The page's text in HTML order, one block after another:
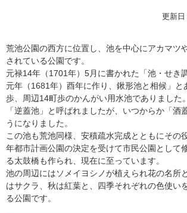
更新日
荒池公園の西方に位置し、池を中心にアカマツ
されている公園です。
元禄14年（1701年）5月に書かれた「池・せき
元年（1681年）酉年に作り、鍬形池と相候」と
歩、周辺14町歩のかんがい用水池でありました
「逆蓋池」と呼ばれましたが、いつからか「酒
うになりました。
この池も荒池同様、安積疏水完成とともにその
年都市計画公園の決定を受けて市民公園として
る太鼓橋も作られ、現在に至っています。
池の周辺にはソメイヨシノが植えられ花の名所
はサクラ、秋は紅葉と、四季それぞれの色使い
る公園です。